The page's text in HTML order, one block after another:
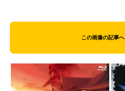
この画像の記事へ